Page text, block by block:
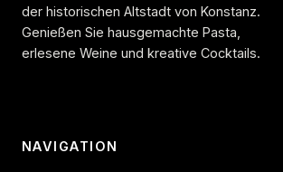
der historischen Altstadt von Konstanz.
Genießen Sie hausgemachte Pasta,
erlesene Weine und kreative Cocktails.
NAVIGATION